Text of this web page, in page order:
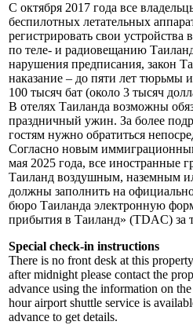
С октября 2017 года все
беспилотных летательных
регистрировать свои
по теле- и радиовещанию
нарушения предписания, закон
наказание – до пяти лет тюрьмы
100 тысяч бат (около 3 тысяч
В отелях Таиланда возможны
праздничный ужин. За более
гостям нужно обратиться
Согласно новым
мая 2025 года, все иностранные
Таиланд воздушным, наземным
должны заполнить на
бюро Таиланда электронную
прибытия в Таиланд» (TDAC) за
Special check-in instructions
There is no front desk at this
after midnight please contact the
advance using the information on
hour airport shuttle service is
advance to get details.